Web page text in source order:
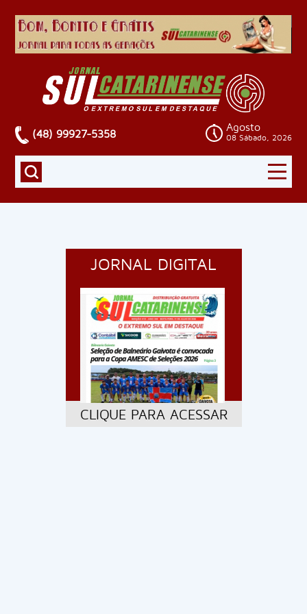
(48) 99927-5358
Agosto
08 Sábado, 2026
JORNAL DIGITAL
CLIQUE PARA ACESSAR